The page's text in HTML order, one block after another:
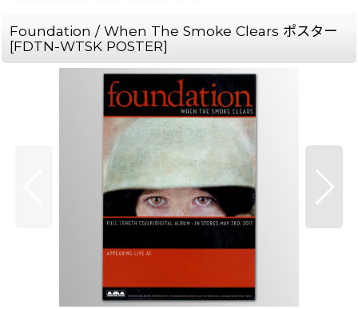
Foundation / When The Smoke Clears ポスター
[FDTN-WTSK POSTER]